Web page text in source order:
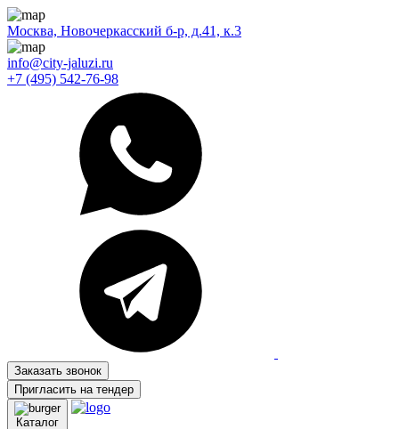
Москва, Новочеркасский б-р, д.41, к.3
info@city-jaluzi.ru
+7 (495) 542-76-98
Заказать звонок
Пригласить на тендер
Каталог